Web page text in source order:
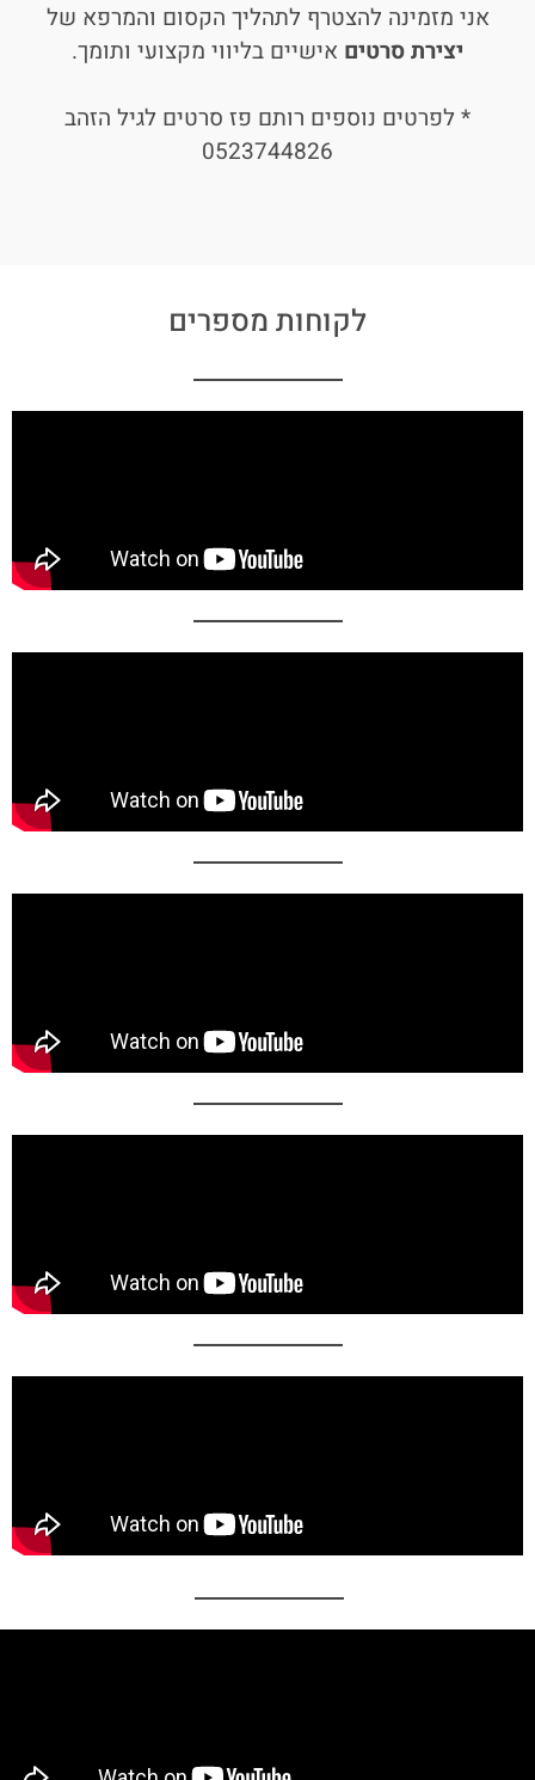
אני מזמינה להצטרף לתהליך הקסום והמרפא של
יצירת סרטים אישיים בליווי מקצועי ותומך.
* לפרטים נוספים רותם פז סרטים לגיל הזהב
0523744826
לקוחות מספרים